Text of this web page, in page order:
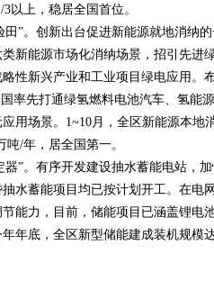
以上，稳居全国首位。
”。创新出台促进新能源就地消纳
新能源市场化消纳场景，招引先进
性新兴产业和工业项目绿电应用。
率先打通绿氢燃料电池汽车、氢能
用场景。1~10月，全区新能源本地
/年，居全国第一。
”。有序开发建设抽水蓄能电站，
水蓄能项目均已按计划开工。在电
能力，目前，储能项目已涵盖锂电
年底，全区新型储能建成装机规模